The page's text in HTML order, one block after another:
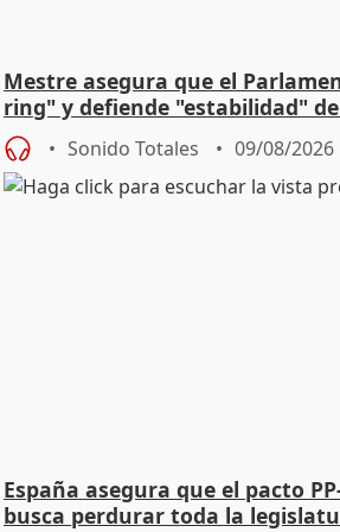
Mestre asegura que el
ring" y defiende "estabilidad"
Sonido Totales 09/08/2026
España asegura que el pacto
busca perdurar toda la